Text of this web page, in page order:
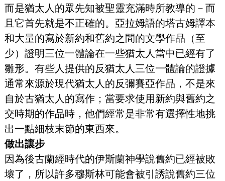
而是猶太人的眾先知被聖靈充滿時所教導的－而
且它首先就是不正確的。亞拉姆語的塔古姆譯本
和大量的寫於新約和舊約之間的文學作品（至
少）證明三位一體論在一些猶太人當中已經有了
雛形。有些人提供的反猶太人三位一體論的證據
通常來源於現代猶太人的反彌賽亞作品，不是來
自於古猶太人的寫作；當要求使用新約與舊約之
交時期的作品時，他們經常是非常有選擇性地挑
出一點細枝末節的東西來。
做出讓步
因為後古蘭經時代的伊斯蘭神學說舊約已經被敗
壞了，所以許多穆斯林可能會被引誘說舊約三位